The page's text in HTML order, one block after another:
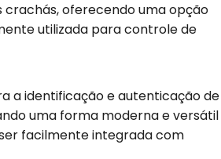
crachás, oferecendo uma opção
utilizada para controle de
a identificação e autenticação de
uma forma moderna e versátil
facilmente integrada com